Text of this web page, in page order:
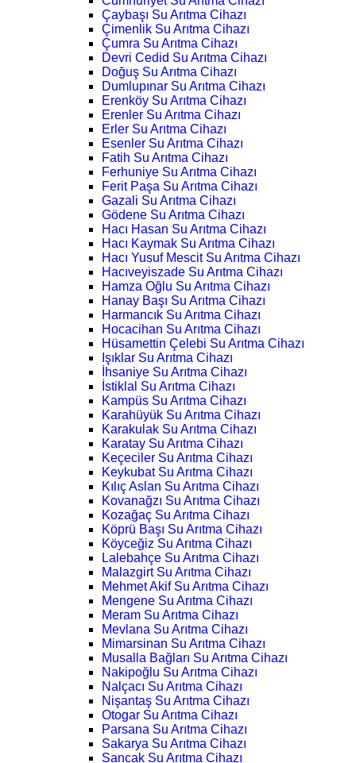
Çaybaşı Su Arıtma Cihazı
Çimenlik Su Arıtma Cihazı
Çumra Su Arıtma Cihazı
Devri Cedid Su Arıtma Cihazı
Doğuş Su Arıtma Cihazı
Dumlupınar Su Arıtma Cihazı
Erenköy Su Arıtma Cihazı
Erenler Su Arıtma Cihazı
Erler Su Arıtma Cihazı
Esenler Su Arıtma Cihazı
Fatih Su Arıtma Cihazı
Ferhuniye Su Arıtma Cihazı
Ferit Paşa Su Arıtma Cihazı
Gazali Su Arıtma Cihazı
Gödene Su Arıtma Cihazı
Hacı Hasan Su Arıtma Cihazı
Hacı Kaymak Su Arıtma Cihazı
Hacı Yusuf Mescit Su Arıtma Cihazı
Hacıveyiszade Su Arıtma Cihazı
Hamza Oğlu Su Arıtma Cihazı
Hanay Başı Su Arıtma Cihazı
Harmancık Su Arıtma Cihazı
Hocacihan Su Arıtma Cihazı
Hüsamettin Çelebi Su Arıtma Cihazı
Işıklar Su Arıtma Cihazı
İhsaniye Su Arıtma Cihazı
İstiklal Su Arıtma Cihazı
Kampüs Su Arıtma Cihazı
Karahüyük Su Arıtma Cihazı
Karakulak Su Arıtma Cihazı
Karatay Su Arıtma Cihazı
Keçeciler Su Arıtma Cihazı
Keykubat Su Arıtma Cihazı
Kılıç Aslan Su Arıtma Cihazı
Kovanağzı Su Arıtma Cihazı
Kozağaç Su Arıtma Cihazı
Köprü Başı Su Arıtma Cihazı
Köyceğiz Su Arıtma Cihazı
Lalebahçe Su Arıtma Cihazı
Malazgirt Su Arıtma Cihazı
Mehmet Akif Su Arıtma Cihazı
Mengene Su Arıtma Cihazı
Meram Su Arıtma Cihazı
Mevlana Su Arıtma Cihazı
Mimarsinan Su Arıtma Cihazı
Musalla Bağları Su Arıtma Cihazı
Nakipoğlu Su Arıtma Cihazı
Nalçacı Su Arıtma Cihazı
Nişantaş Su Arıtma Cihazı
Otogar Su Arıtma Cihazı
Parsana Su Arıtma Cihazı
Sakarya Su Arıtma Cihazı
Sancak Su Arıtma Cihazı